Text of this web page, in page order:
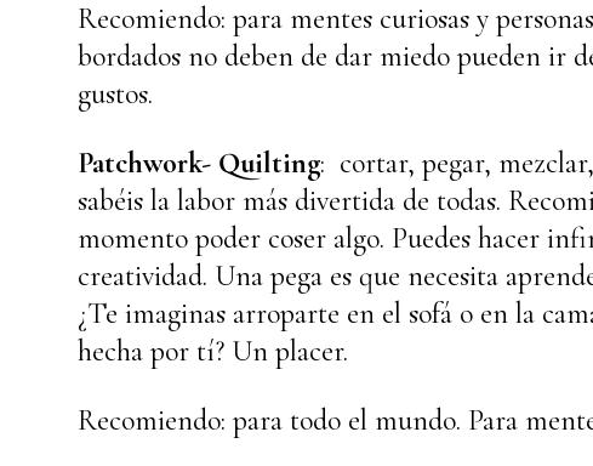
Recomiendo: para mentes curiosas y
bordados no deben de dar miedo pueden ir
gustos.
Patchwork- Quilting: cortar, pegar,
sabéis la labor más divertida de todas.
momento poder coser algo. Puedes hacer
creatividad. Una pega es que necesita
¿Te imaginas arroparte en el sofá o en la
hecha por tí? Un placer.
Recomiendo: para todo el mundo. Para